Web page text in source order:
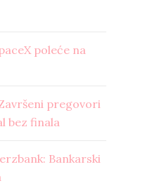
poleće na
pregovori
bez finala
Bankarski